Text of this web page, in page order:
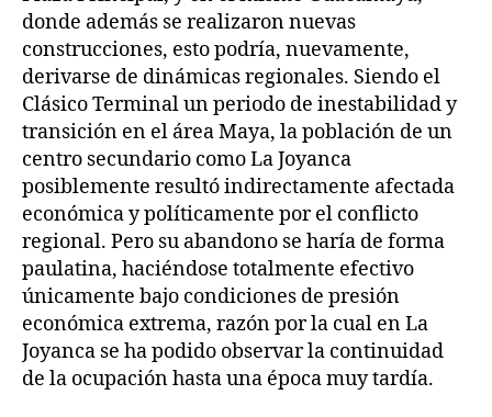
donde además se realizaron nuevas
construcciones, esto podría, nuevamente,
derivarse de dinámicas regionales. Siendo el
Clásico Terminal un periodo de inestabilidad y
transición en el área Maya, la población de un
centro secundario como La Joyanca
posiblemente resultó indirectamente afectada
económica y políticamente por el conflicto
regional. Pero su abandono se haría de forma
paulatina, haciéndose totalmente efectivo
únicamente bajo condiciones de presión
económica extrema, razón por la cual en La
Joyanca se ha podido observar la continuidad
de la ocupación hasta una época muy tardía.